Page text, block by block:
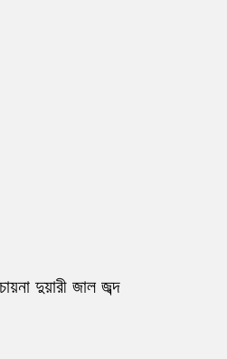
দুয়ারী জাল জব্দ